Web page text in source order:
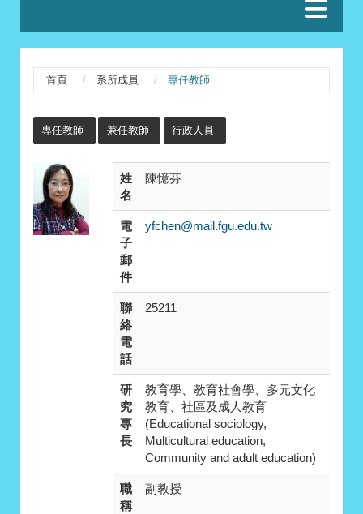
首頁 系所成員 專任教師
專任教師 兼任教師 行政人員
姓
名
陳憶芬
電
子
郵
件
yfchen@mail.fgu.edu.tw
聯
絡
電
話
25211
研
究
專
長
教育學、教育社會學、多元文化
教育、社區及成人教育
(Educational sociology,
Multicultural education,
Community and adult education)
職
稱
副教授